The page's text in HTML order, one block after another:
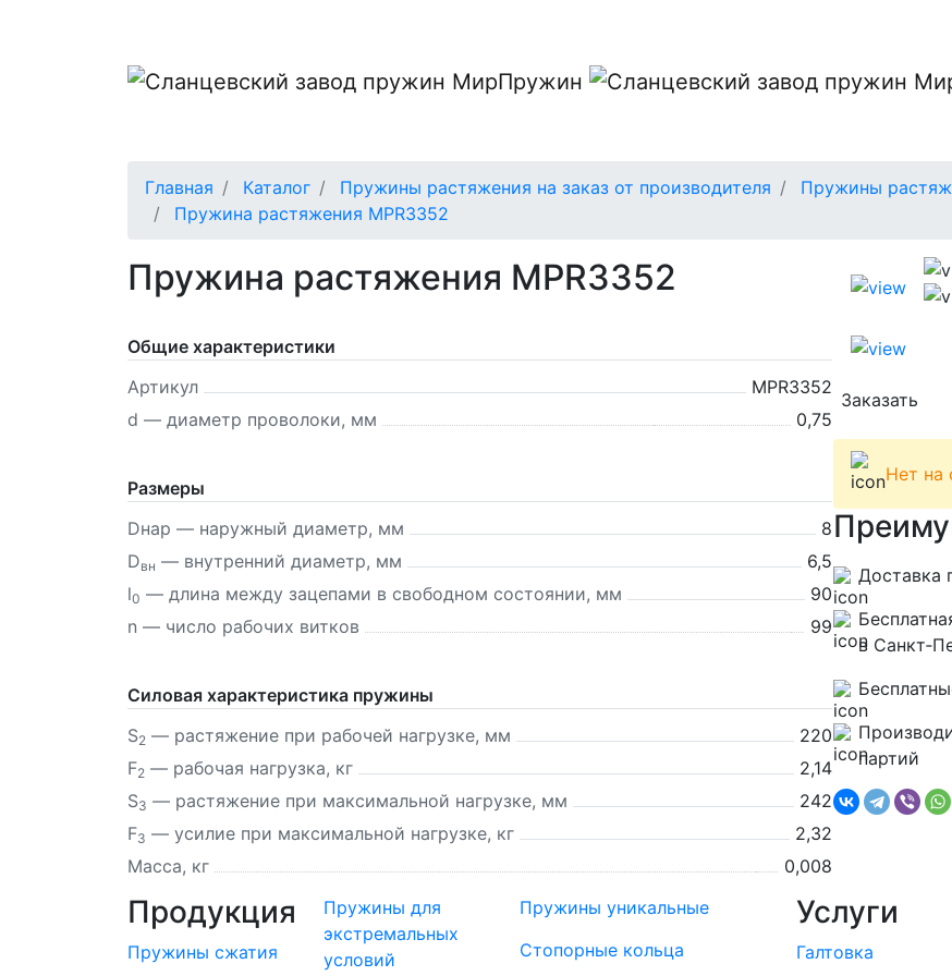
Главная Каталог Пружины растяжения на заказ от производителя
Пружины
Пружина растяжения MPR3352
Заказать
Нет на
Доставка
в
партий
Пружина растяжения MPR3352
Общие характеристики
Артикул
MPR3352
d — диаметр проволоки, мм
0,75
Размеры
Dнар — наружный диаметр, мм
8
Dвн — внутренний диаметр, мм
6,5
l0 — длина между зацепами в свободном состоянии, мм
90
n — число рабочих витков
99
Силовая характеристика пружины
S2 — растяжение при рабочей нагрузке, мм
220
F2 — рабочая нагрузка, кг
2,14
S3 — растяжение при максимальной нагрузке, мм
242
F3 — усилие при максимальной нагрузке, кг
2,32
Масса, кг
0,008
Продукция
Пружины сжатия
Пружины для
экстремальных
условий
Пружины уникальные
Стопорные кольца
Услуги
Галтовка